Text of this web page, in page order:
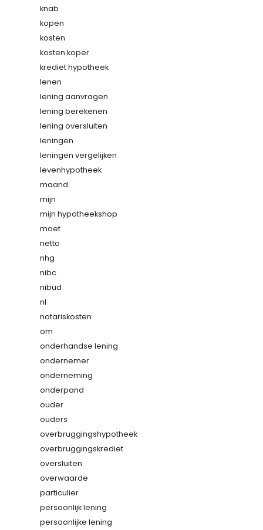
knab
kopen
kosten
kosten koper
krediet hypotheek
lenen
lening aanvragen
lening berekenen
lening oversluiten
leningen
leningen vergelijken
levenhypotheek
maand
mijn
mijn hypotheekshop
moet
netto
nhg
nibc
nibud
nl
notariskosten
om
onderhandse lening
ondernemer
onderneming
onderpand
ouder
ouders
overbruggingshypotheek
overbruggingskrediet
oversluiten
overwaarde
particulier
persoonlijk lening
persoonlijke lening